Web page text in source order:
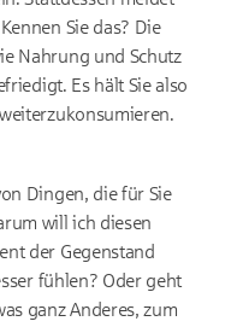
Sie das? Die
Nahrung und Schutz
Es hält Sie also
Dingen, die für Sie
will ich diesen
der Gegenstand
fühlen? Oder geht
ganz Anderes, zum